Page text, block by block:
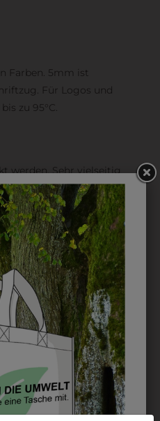
Farben. 5mm ist
Für Logos und
zu 95°C.
werden. Sehr vielseitig
wieder ab 1 Stück
für kleine Details, jedoch
ist erst ab 12 Stück
IHNEN